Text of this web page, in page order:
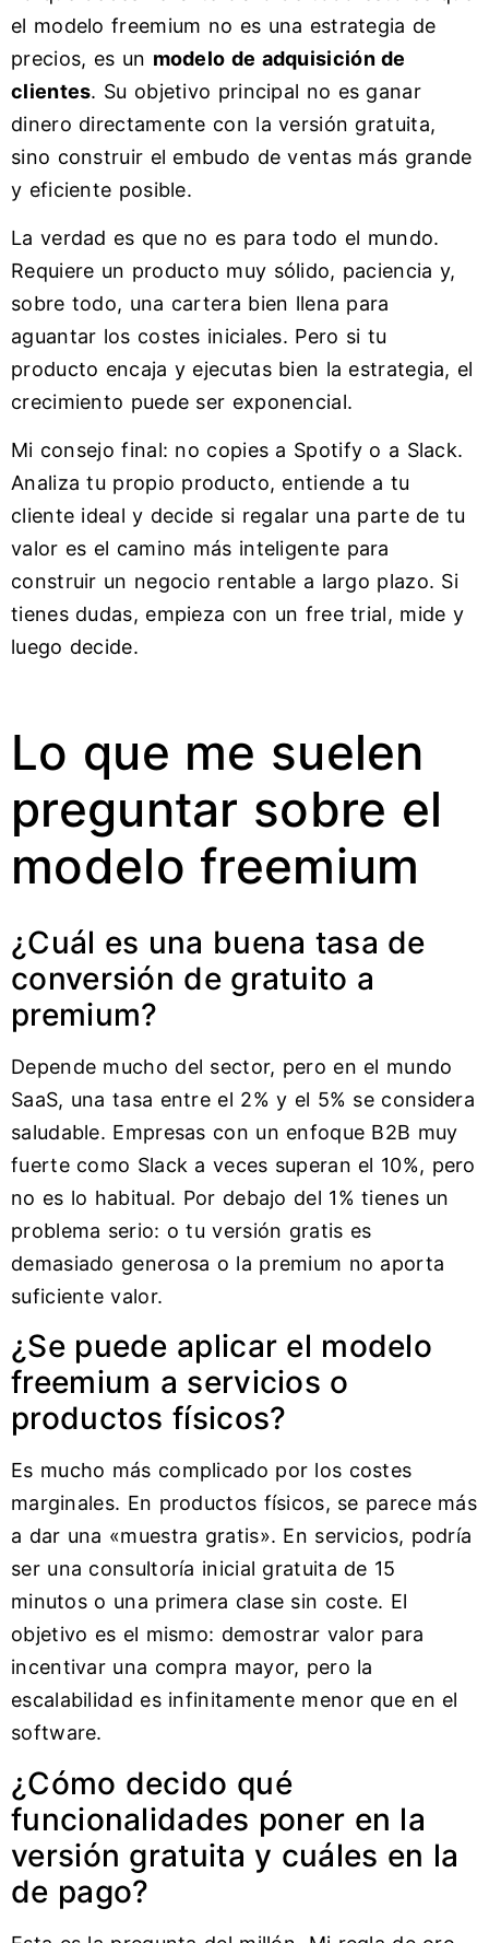
el modelo freemium no es una estrategia de
precios, es un modelo de adquisición de
clientes. Su objetivo principal no es ganar
dinero directamente con la versión gratuita,
sino construir el embudo de ventas más grande
y eficiente posible.
La verdad es que no es para todo el mundo.
Requiere un producto muy sólido, paciencia y,
sobre todo, una cartera bien llena para
aguantar los costes iniciales. Pero si tu
producto encaja y ejecutas bien la estrategia, el
crecimiento puede ser exponencial.
Mi consejo final: no copies a Spotify o a Slack.
Analiza tu propio producto, entiende a tu
cliente ideal y decide si regalar una parte de tu
valor es el camino más inteligente para
construir un negocio rentable a largo plazo. Si
tienes dudas, empieza con un free trial, mide y
luego decide.
Lo que me suelen
preguntar sobre el
modelo freemium
¿Cuál es una buena tasa de
conversión de gratuito a
premium?
Depende mucho del sector, pero en el mundo
SaaS, una tasa entre el 2% y el 5% se considera
saludable. Empresas con un enfoque B2B muy
fuerte como Slack a veces superan el 10%, pero
no es lo habitual. Por debajo del 1% tienes un
problema serio: o tu versión gratis es
demasiado generosa o la premium no aporta
suficiente valor.
¿Se puede aplicar el modelo
freemium a servicios o
productos físicos?
Es mucho más complicado por los costes
marginales. En productos físicos, se parece más
a dar una «muestra gratis». En servicios, podría
ser una consultoría inicial gratuita de 15
minutos o una primera clase sin coste. El
objetivo es el mismo: demostrar valor para
incentivar una compra mayor, pero la
escalabilidad es infinitamente menor que en el
software.
¿Cómo decido qué
funcionalidades poner en la
versión gratuita y cuáles en la
de pago?